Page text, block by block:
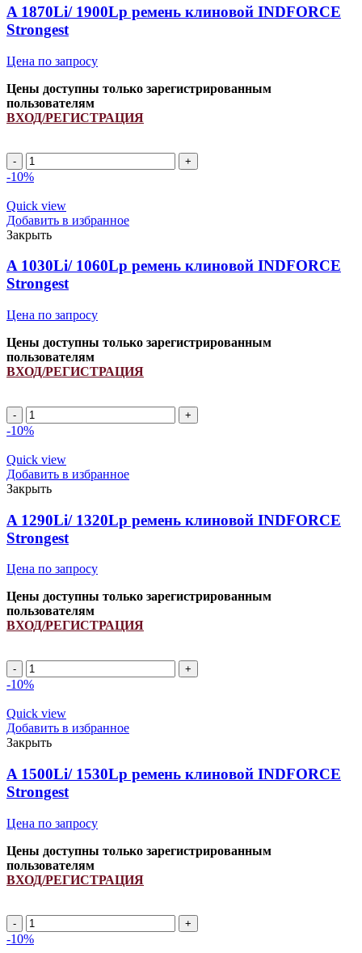
A 1870Li/ 1900Lp ремень клиновой INDFORCE
Strongest
Цена по запросу
Цены доступны только зарегистрированным
пользователям
ВХОД/РЕГИСТРАЦИЯ
A
1870Li/
ремень
клиновой
INDFORCE
Strongest
quantity
-10%
Quick view
Добавить в избранное
Закрыть
A 1030Li/ 1060Lp ремень клиновой INDFORCE
Strongest
Цена по запросу
Цены доступны только зарегистрированным
пользователям
ВХОД/РЕГИСТРАЦИЯ
A
1030Li/
ремень
клиновой
INDFORCE
Strongest
quantity
-10%
Quick view
Добавить в избранное
Закрыть
A 1290Li/ 1320Lp ремень клиновой INDFORCE
Strongest
Цена по запросу
Цены доступны только зарегистрированным
пользователям
ВХОД/РЕГИСТРАЦИЯ
A
1290Li/
ремень
клиновой
INDFORCE
Strongest
quantity
-10%
Quick view
Добавить в избранное
Закрыть
A 1500Li/ 1530Lp ремень клиновой INDFORCE
Strongest
Цена по запросу
Цены доступны только зарегистрированным
пользователям
ВХОД/РЕГИСТРАЦИЯ
A
1500Li/
-10%